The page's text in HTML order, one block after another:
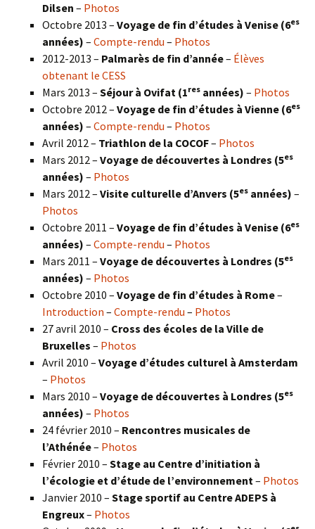
Dilsen – Photos
Octobre 2013 – Voyage de fin d’études à Venise (6es
années) – Compte-rendu – Photos
2012-2013 – Palmarès de fin d’année– Élèves
obtenant le CESS
Mars 2013 – Séjour à Ovifat (1res années) – Photos
Octobre 2012 – Voyage de fin d’études à Vienne (6es
années) – Compte-rendu – Photos
Avril 2012 – Triathlon de la COCOF– Photos
Mars 2012 – Voyage de découvertes à Londres (5es
années) – Photos
Mars 2012 – Visite culturelle d’Anvers (5es années) –
Photos
Octobre 2011 – Voyage de fin d’études à Venise (6es
années) – Compte-rendu – Photos
Mars 2011 – Voyage de découvertes à Londres (5es
années) – Photos
Octobre 2010 – Voyage de fin d’études à Rome–
Introduction – Compte-rendu – Photos
27 avril 2010 – Cross des écoles de la Ville de
Bruxelles – Photos
Avril 2010 – Voyage d’études culturel à Amsterdam
– Photos
Mars 2010 – Voyage de découvertes à Londres (5es
années) – Photos
24 février 2010 – Rencontres musicales de
l’Athénée– Photos
Février 2010 – Stage au Centre d’initiation à
l’écologie et d’étude de l’environnement– Photos
Janvier 2010 – Stage sportif au Centre ADEPS à
Engreux– Photos